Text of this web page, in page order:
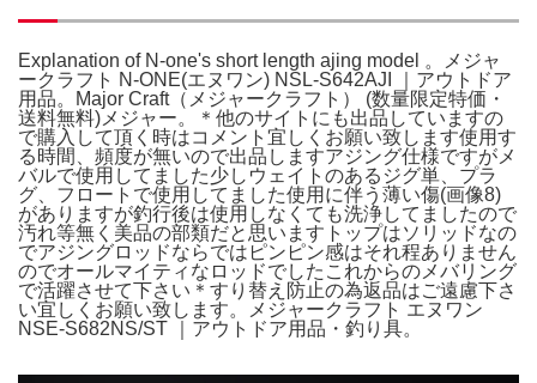
Explanation of N-one's short length ajing model 。メジャ
ークラフト N-ONE(エヌワン) NSL-S642AJI ｜アウトドア
用品。Major Craft（メジャークラフト） (数量限定特価・
送料無料)メジャー。＊他のサイトにも出品していますの
で購入して頂く時はコメント宜しくお願い致します使用す
る時間、頻度が無いので出品しますアジング仕様ですがメ
バルで使用してました少しウェイトのあるジグ単、プラ
グ、フロートで使用してました使用に伴う薄い傷(画像8)
がありますが釣行後は使用しなくても洗浄してましたので
汚れ等無く美品の部類だと思いますトップはソリッドなの
でアジングロッドならではピンピン感はそれ程ありません
のでオールマイティなロッドでしたこれからのメバリング
で活躍させて下さい＊すり替え防止の為返品はご遠慮下さ
い宜しくお願い致します。メジャークラフト エヌワン
NSE-S682NS/ST ｜アウトドア用品・釣り具。